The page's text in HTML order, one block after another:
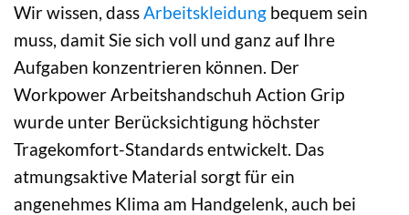
Wir wissen, dass Arbeitskleidung bequem sein
muss, damit Sie sich voll und ganz auf Ihre
Aufgaben konzentrieren können. Der
Workpower Arbeitshandschuh Action Grip
wurde unter Berücksichtigung höchster
Tragekomfort-Standards entwickelt. Das
atmungsaktive Material sorgt für ein
angenehmes Klima am Handgelenk, auch bei